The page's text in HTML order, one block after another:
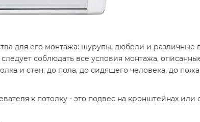
для его монтажа: шурупы, дюбели и
соблюдать все условия монтажа,
и стен, до пола, до сидящего человека, до
к потолку - это подвес на кронштейнах или